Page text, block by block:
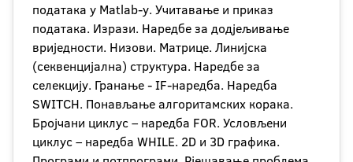
података у Matlab-у. Учитавање и приказ
података. Изрази. Наредбе за додјељивање
вриједности. Низови. Матрице. Линијска
(секвенцијална) структура. Наредбе за
селекцију. Гранање - IF-наредба. Наредба
SWITCH. Понављање алгоритамских корака.
Бројчани циклус – наредба FOR. Условљени
циклус – наредба WHILE. 2D и 3D графика.